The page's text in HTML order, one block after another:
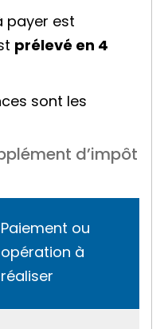
payer est
prélevé en 4
sont les
d’impôt
Paiement ou
opération à
réaliser